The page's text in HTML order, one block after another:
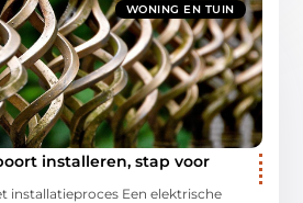
WONING EN TUIN
installeren, stap voor
installatieproces Een elektrische